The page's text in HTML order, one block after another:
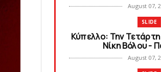
August 07,
SLIDE
Κύπελλο: Την
Νίκη Βόλου -
August 07,